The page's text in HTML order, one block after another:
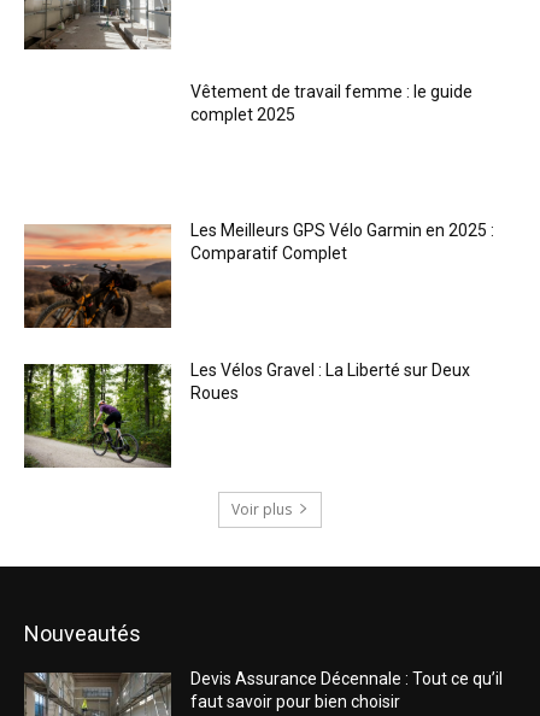
Vêtement de travail femme : le guide
complet 2025
Les Meilleurs GPS Vélo Garmin en 2025 :
Comparatif Complet
Les Vélos Gravel : La Liberté sur Deux
Roues
Voir plus
Nouveautés
Devis Assurance Décennale : Tout ce qu’il
faut savoir pour bien choisir